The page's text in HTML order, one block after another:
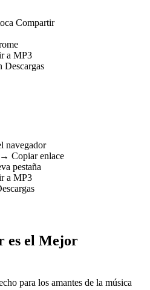
Compartir
a MP3
Descargas
navegador
Copiar enlace
pestaña
a MP3
es el Mejor
para los amantes de la música